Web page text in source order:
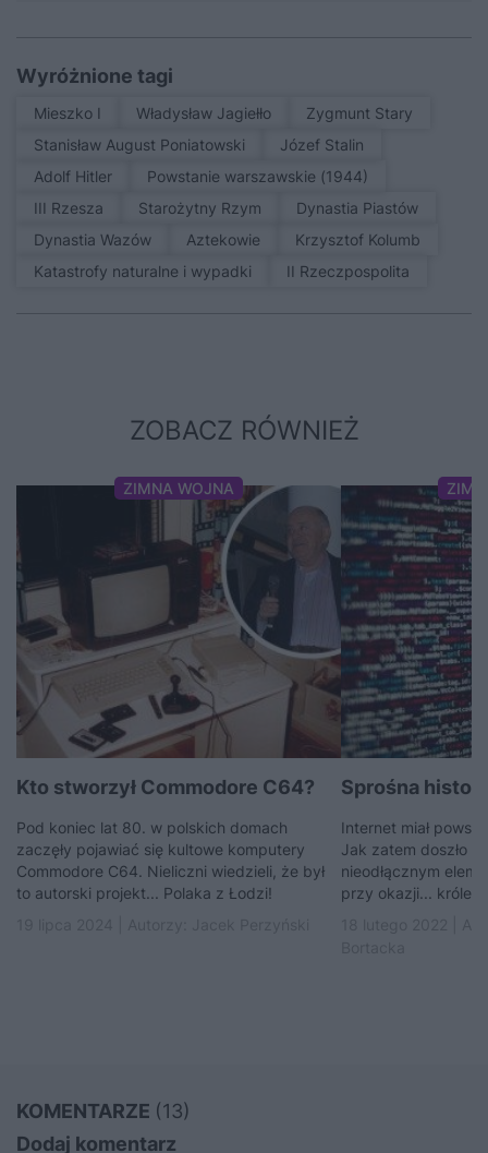
Wyróżnione tagi
Mieszko I Władysław Jagiełło
Zygmunt Stary
Stanisław August Poniatowski
Józef Stalin
Adolf Hitler
Powstanie warszawskie (1944)
III Rzesza
Starożytny Rzym
Dynastia Piastów
Dynastia Wazów
Aztekowie
Krzysztof Kolumb
Katastrofy naturalne i wypadki
II Rzeczpospolita
ZOBACZ RÓWNIEŻ
ZIMNA WOJNA
Kto stworzył Commodore C64?
Pod koniec lat 80. w polskich domach
zaczęły pojawiać się kultowe komputery
Commodore C64. Nieliczni wiedzieli, że był
to autorski projekt... Polaka z Łodzi!
Sprośna
Internet miał
Jak zatem doszło
nieodłącznym
przy okazji...
KOMENTARZE (13)
Dodaj komentarz